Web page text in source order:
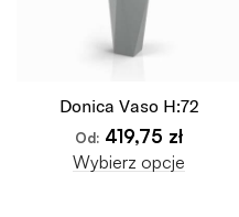
Donica Vaso H:72
Od: 419,75 zł
Wybierz opcje